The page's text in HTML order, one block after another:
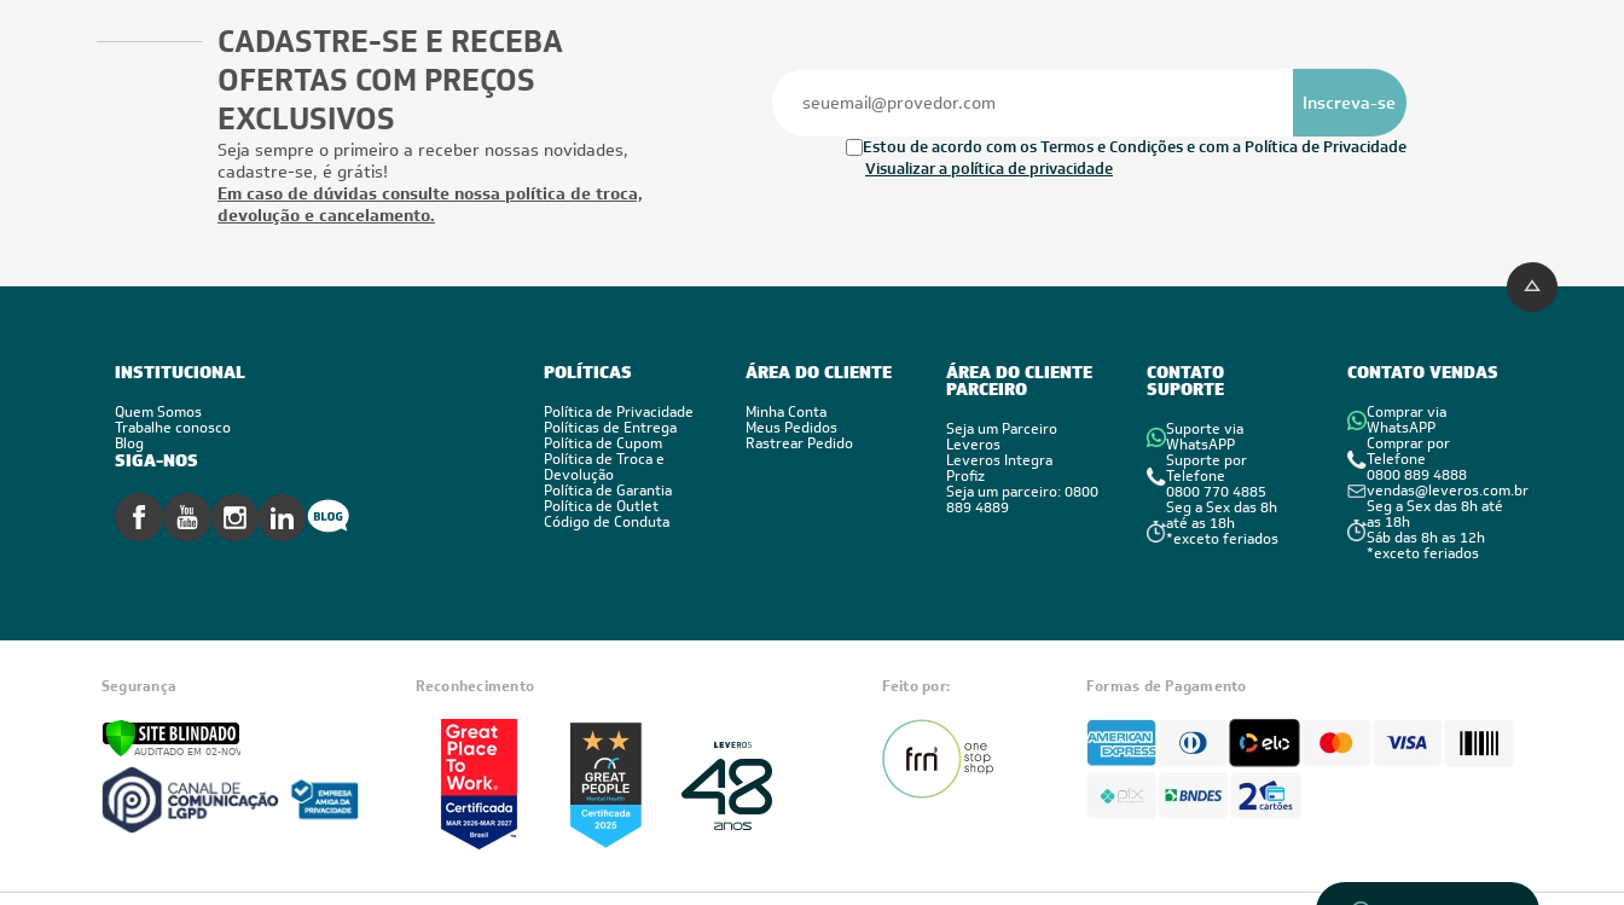
CADASTRE-SE E RECEBA
OFERTAS COM PREÇOS
EXCLUSIVOS
Seja sempre o primeiro a receber nossas novidades,
cadastre-se, é grátis!
Em caso de dúvidas consulte nossa política de troca,
devolução e cancelamento.
Inscreva-se
Estou de acordo com os Termos e Condições e com a Política de Privacidade
Visualizar a política de privacidade
INSTITUCIONAL
Quem Somos
Trabalhe conosco
Blog
SIGA-NOS
POLÍTICAS
Política de Privacidade
Políticas de Entrega
Política de Cupom
Política de Troca e
Devolução
Política de Garantia
Política de Outlet
Código de Conduta
ÁREA DO CLIENTE
Minha Conta
Meus Pedidos
Rastrear Pedido
ÁREA DO CLIENTE
PARCEIRO
Seja um Parceiro
Leveros
Leveros Integra
Profiz
Seja um parceiro: 0800
889 4889
CONTATO
SUPORTE
Suporte via
WhatsAPP
Suporte por
Telefone
0800 770 4885
Seg a Sex das 8h
até as 18h
*exceto feriados
CONTATO VENDAS
Comprar via
WhatsAPP
Comprar por
Telefone
0800 889 4888
vendas@leveros.com.br
Seg a Sex das 8h até
as 18h
Sáb das 8h as 12h
*exceto feriados
Segurança Reconhecimento Feito por: Formas de Pagamento
LIA